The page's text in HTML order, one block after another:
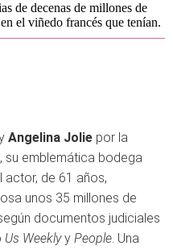
de decenas de millones de
el viñedo francés que tenían.
Angelina Jolie por la
, su emblemática bodega
actor, de 61 años,
unos 35 millones de
documentos judiciales
Us Weeklyy People. Una